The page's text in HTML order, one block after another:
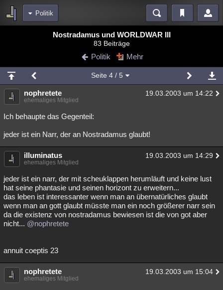
Politik
Blogs
Chat Wiki Neuigkeiten
meine Rubriken
Menschen Wissenschaft Mystery Kriminalfälle
Spiritualität Verschwörungen
Natur Umfragen Unterhaltung
weitere Rubriken
Philosophie Träume
Astronomie Helpdesk Gruppen
Musik Clash Verbesserungen Allmystery English
Übersichten
Lesenswert Schlüsselwörter
Nostradamus und WORLDWAR III
83 Beiträge
Politik Mehr
Seite 4/ 5
nophretete 19.03.2003 um 14:22
ehemaliges Mitglied
Ich behaupte das Gegenteil:
jeder ist ein Narr, der an Nostradamus glaubt!
illuminatus 19.03.2003 um 14:29
ehemaliges Mitglied
jeder ist ein narr, der mit scheuklappen herumläuft und keine lust
hat seine phantasie und seinen horizont zu erweitern...
das leben ist interessanter wenn man an übernatürliches glaubt
wenn man an gott glaubt müsste man ein noch größerer narr sein
da die existenz von nostradamus bewiesen ist die von got aber
nicht... @nophretete
annuit coeptis 23
nophretete 19.03.2003 um 15:04
ehemaliges Mitglied